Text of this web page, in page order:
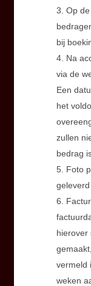
3. Op
bij
4. Na
via de
Een
het
zullen
bedrag
5. Foto
geleverd
6.
hierover
vermeld
weken